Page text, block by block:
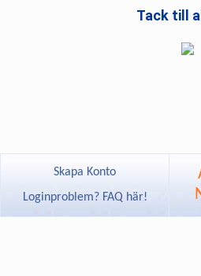
Tack till
Skapa Konto
Loginproblem? FAQ här!